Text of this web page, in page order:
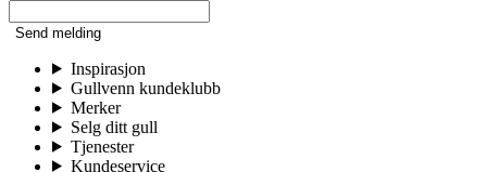
Send melding
Inspirasjon
Gullvenn kundeklubb
Merker
Selg ditt gull
Tjenester
Kundeservice